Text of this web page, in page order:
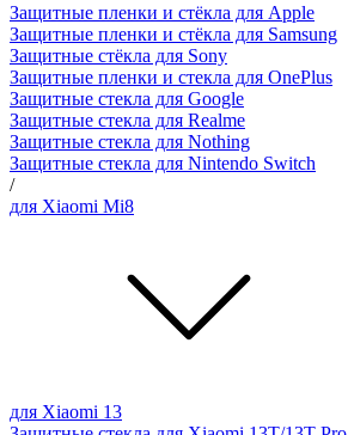
Защитные пленки и стёкла для Apple
Защитные пленки и стёкла для Samsung
Защитные стёкла для Sony
Защитные пленки и стекла для OnePlus
Защитные стекла для Google
Защитные стекла для Realme
Защитные стекла для Nothing
Защитные стекла для Nintendo Switch
/
для Xiaomi Mi8
для Xiaomi 13